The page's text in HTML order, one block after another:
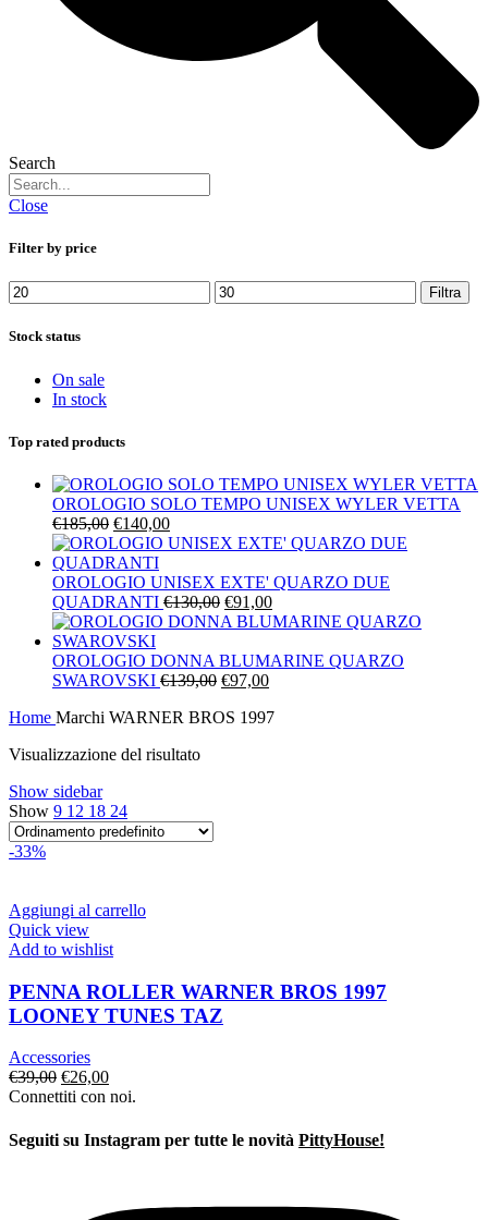
Search
Close
Filter by price
Prezzo
Min
Prezzo
Max
Filtra
Stock status
On sale
In stock
Top rated products
OROLOGIO SOLO TEMPO UNISEX WYLER VETTA
€185,00 Il
prezzo
originale
era:
€185,00.
€140,00Il
prezzo
è:
€140,00.
OROLOGIO UNISEX EXTE' QUARZO DUE
QUADRANTI €130,00 Il
prezzo
era:
€130,00.
€91,00Il
prezzo
è:
OROLOGIO DONNA BLUMARINE QUARZO
SWAROVSKI €139,00 Il
originale
€97,00Il
attuale
Home Marchi WARNER BROS 1997
Visualizzazione del risultato
Show sidebar
Show 9 12 18 24
-33%
Aggiungi al carrello
Quick view
Add to wishlist
PENNA ROLLER WARNER BROS 1997
LOONEY TUNES TAZ
Accessories
€39,00 Il
prezzo
era:
€26,00Il
prezzo
è:
€26,00.
Connettiti con noi.
Seguiti su Instagram per tutte le novità PittyHouse!